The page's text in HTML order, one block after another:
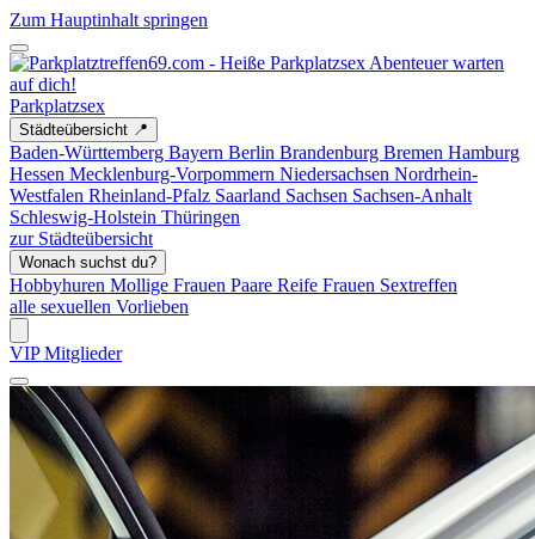
Zum Hauptinhalt springen
Parkplatzsex
Städteübersicht 📍
Baden-Württemberg Bayern Berlin Brandenburg Bremen Hamburg
Hessen Mecklenburg-Vorpommern Niedersachsen Nordrhein-
Westfalen Rheinland-Pfalz Saarland Sachsen Sachsen-Anhalt
Schleswig-Holstein Thüringen
zur Städteübersicht
Wonach suchst du?
Hobbyhuren Mollige Frauen Paare Reife Frauen Sextreffen
alle sexuellen Vorlieben
VIP Mitglieder